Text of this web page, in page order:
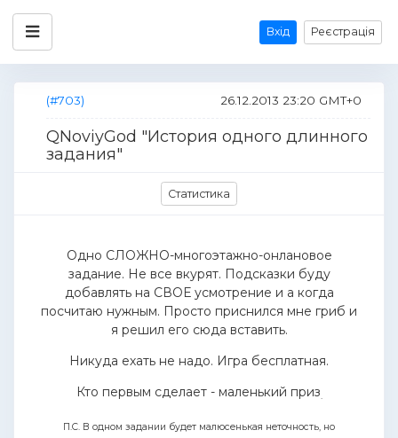
Вхід Реєстрація
(#703) 26.12.2013 23:20 GMT+0
QNoviyGod "История одного длинного
задания"
Статистика
Одно СЛОЖНО-многоэтажно-онлановое
задание. Не все вкурят. Подсказки буду
добавлять на СВОЕ усмотрение и а когда
посчитаю нужным. Просто приснился мне гриб и
я решил его сюда вставить.
Никуда ехать не надо. Игра бесплатная.
Кто первым сделает - маленький приз.
П.С. В одном задании будет малюсенькая неточность, но